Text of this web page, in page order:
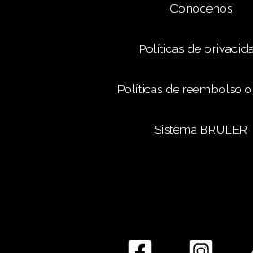
Conócenos
Políticas de
Políticas de reembolso
Sistema BRULER